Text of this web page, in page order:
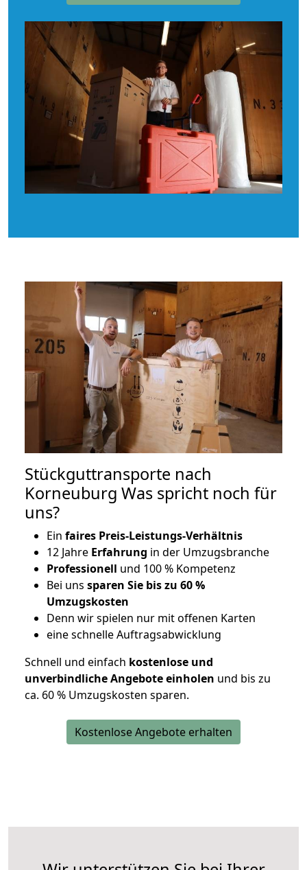
Stückguttransporte nach
Korneuburg Was spricht noch für
uns?
Ein faires Preis-Leistungs-Verhältnis
12 Jahre Erfahrung in der Umzugsbranche
Professionell und 100 % Kompetenz
Bei uns sparen Sie bis zu 60 %
Umzugskosten
Denn wir spielen nur mit offenen Karten
eine schnelle Auftragsabwicklung
Schnell und einfach kostenlose und
unverbindliche Angebote einholen und bis zu
ca. 60 % Umzugskosten sparen.
Kostenlose Angebote erhalten